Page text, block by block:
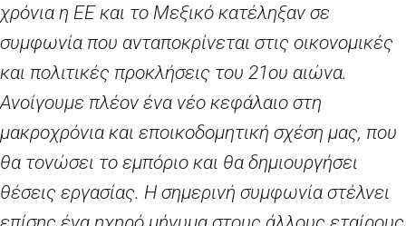
χρόνια η ΕΕ και το Μεξικό κατέληξαν σε
συμφωνία που ανταποκρίνεται στις οικονομικές
και πολιτικές προκλήσεις του 21ου αιώνα.
Ανοίγουμε πλέον ένα νέο κεφάλαιο στη
μακροχρόνια και εποικοδομητική σχέση μας, που
θα τονώσει το εμπόριο και θα δημιουργήσει
θέσεις εργασίας. Η σημερινή συμφωνία στέλνει